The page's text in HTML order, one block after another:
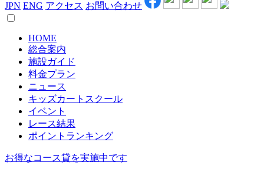
JPN ENG アクセス お問い合わせ
HOME
総合案内
施設ガイド
料金プラン
ニュース
キッズカートスクール
イベント
レース結果
ポイントランキング
お得なコース貸を実施中です